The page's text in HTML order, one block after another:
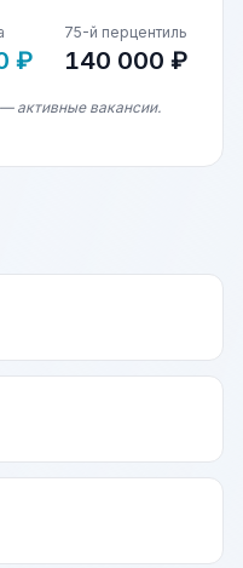
₽
75-й перцентиль
140 000 ₽
активные вакансии.